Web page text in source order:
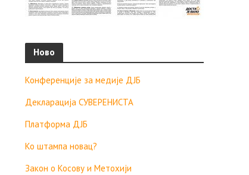
Ново
Конференције за медије ДЈБ
Декларација СУВЕРЕНИСТА
Платформа ДЈБ
Ко штампа новац?
Закон о Косову и Метохији